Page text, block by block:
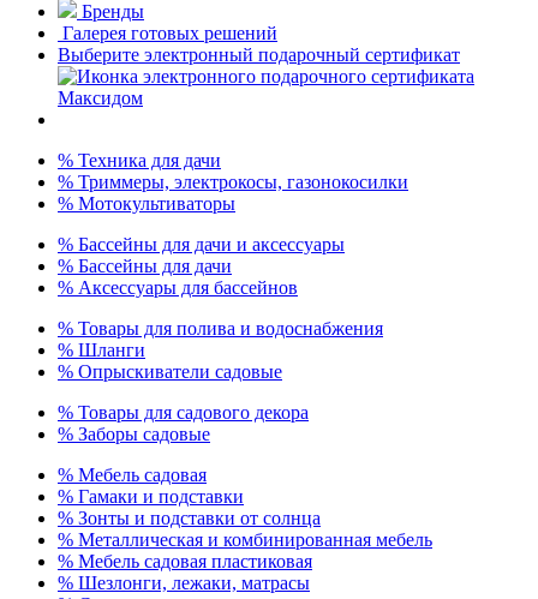
Бренды
Галерея готовых решений
Выберите электронный подарочный сертификат
% Техника для дачи
% Триммеры, электрокосы, газонокосилки
% Мотокультиваторы
% Бассейны для дачи и аксессуары
% Бассейны для дачи
% Аксессуары для бассейнов
% Товары для полива и водоснабжения
% Шланги
% Опрыскиватели садовые
% Товары для садового декора
% Заборы садовые
% Мебель садовая
% Гамаки и подставки
% Зонты и подставки от солнца
% Металлическая и комбинированная мебель
% Мебель садовая пластиковая
% Шезлонги, лежаки, матрасы